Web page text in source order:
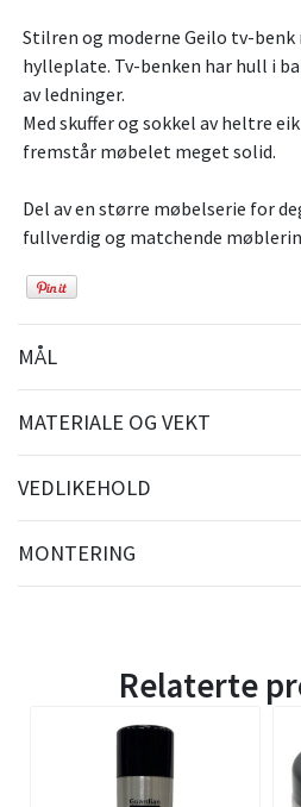
Stilren og moderne Geilo tv-benk
hylleplate. Tv-benken har hull i
av ledninger.
Med skuffer og sokkel av heltre
fremstår møbelet meget solid.
Del av en større møbelserie for
fullverdig og matchende
MÅL
MATERIALE OG VEKT
VEDLIKEHOLD
MONTERING
Relaterte